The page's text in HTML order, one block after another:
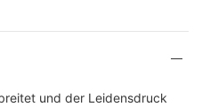
und der Leidensdruck